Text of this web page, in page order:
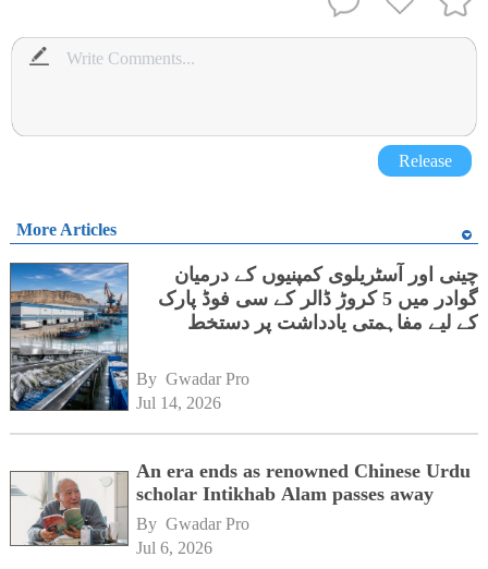
Release
More Articles
چینی اور آسٹریلوی کمپنیوں کے درمیان
گوادر میں 5 کروڑ ڈالر کے سی فوڈ پارک
کے لیے مفاہمتی یادداشت پر دستخط
By Gwadar Pro
Jul 14, 2026
An era ends as renowned Chinese Urdu
scholar Intikhab Alam passes away
By Gwadar Pro
Jul 6, 2026